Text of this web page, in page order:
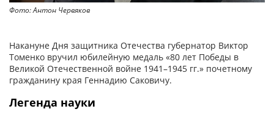
Фото: Антон Червяков
Накануне Дня защитника Отечества губернатор Виктор
Томенко вручил юбилейную медаль «80 лет Победы в
Великой Отечественной войне 1941–1945 гг.» почетному
гражданину края Геннадию Саковичу.
Легенда науки